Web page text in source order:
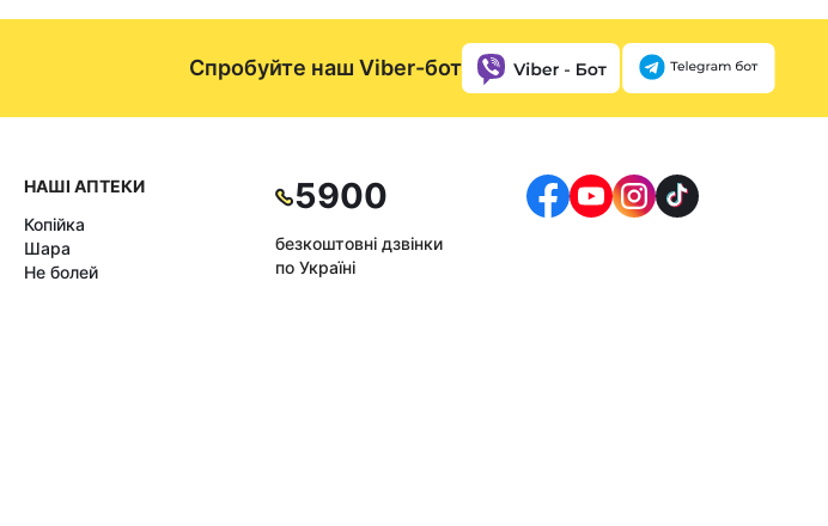
Спробуйте наш Viber-бот
НАШІ АПТЕКИ
Копійка
Шара
Не болей
5900
безкоштовні дзвінки
по Україні